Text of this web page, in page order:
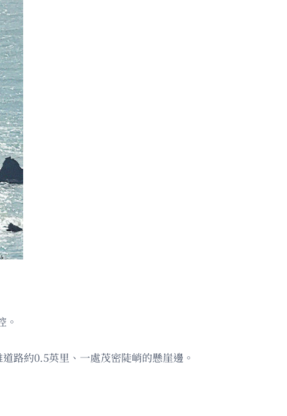
。
路約0.5英里、一處茂密陡峭的懸崖邊。